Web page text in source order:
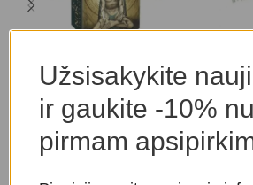
Taro ir orakulo kortos , Taro
kortos
20,00€
Taro
Taro ir
kortos
Užsisakykite
ir gaukite -10%
pirmam